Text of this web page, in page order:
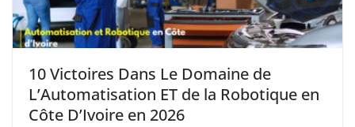
10 Victoires Dans Le Domaine de
L’Automatisation ET de la Robotique en
Côte D’Ivoire en 2026